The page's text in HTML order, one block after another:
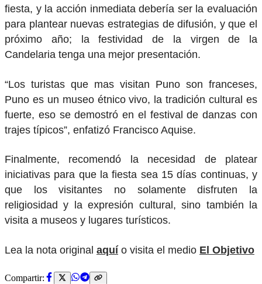
fiesta, y la acción inmediata debería ser la evaluación
para plantear nuevas estrategias de difusión, y que el
próximo año; la festividad de la virgen de la
Candelaria tenga una mejor presentación.
“Los turistas que mas visitan Puno son franceses,
Puno es un museo étnico vivo, la tradición cultural es
fuerte, eso se demostró en el festival de danzas con
trajes típicos”, enfatizó Francisco Aquise.
Finalmente, recomendó la necesidad de platear
iniciativas para que la fiesta sea 15 días continuas, y
que los visitantes no solamente disfruten la
religiosidad y la expresión cultural, sino también la
visita a museos y lugares turísticos.
Lea la nota original aquío visita el medio El Objetivo
Compartir: